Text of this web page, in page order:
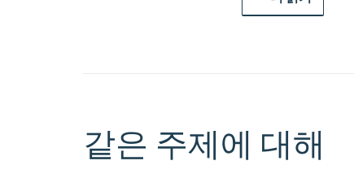
같은 주제에 대해